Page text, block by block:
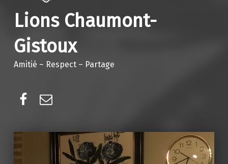
Lions Chaumont-
Gistoux
Amitié – Respect – Partage
Facebook